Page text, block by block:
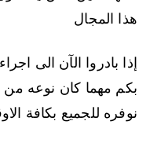
هذا المجال
إذا بادروا الآن الى
بكم مهما كان نوعه من
نوفره للجميع بكافة